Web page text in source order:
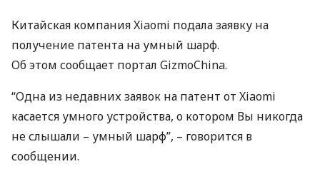
Китайская компания Xiaomi подала заявку на
получение патента на умный шарф.
Об этом сообщает портал GizmoChina.
“Одна из недавних заявок на патент от Xiaomi
касается умного устройства, о котором Вы никогда
не слышали – умный шарф”, – говорится в
сообщении.